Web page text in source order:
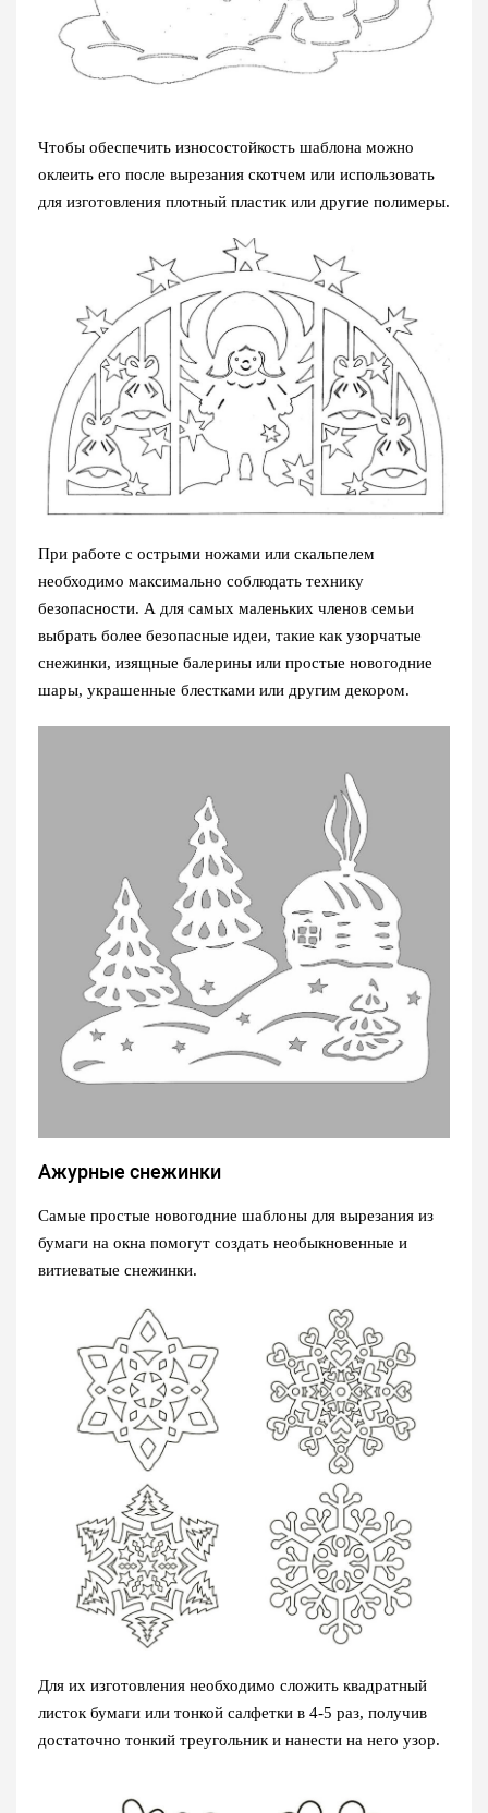
Чтобы обеспечить износостойкость шаблона можно
оклеить его после вырезания скотчем или использовать
для изготовления плотный пластик или другие полимеры.
При работе с острыми ножами или скальпелем
необходимо максимально соблюдать технику
безопасности. А для самых маленьких членов семьи
выбрать более безопасные идеи, такие как узорчатые
снежинки, изящные балерины или простые новогодние
шары, украшенные блестками или другим декором.
Ажурные снежинки
Самые простые новогодние шаблоны для вырезания из
бумаги на окна помогут создать необыкновенные и
витиеватые снежинки.
Для их изготовления необходимо сложить квадратный
листок бумаги или тонкой салфетки в 4-5 раз, получив
достаточно тонкий треугольник и нанести на него узор.